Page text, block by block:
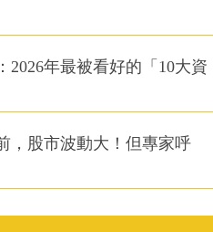
2026年最被看好的「10大資
，股市波動大！但專家呼